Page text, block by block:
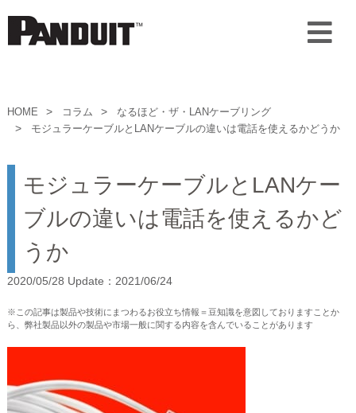
HOME コラム
なるほど・ザ・LANケーブリング
モジュラーケーブルとLANケーブルの違いは電話を使えるかどうか
モジュラーケーブルとLANケー
ブルの違いは電話を使えるかど
うか
2020/05/28 Update：2021/06/24
※この記事は製品や技術にまつわるお役立ち情報＝豆知識を意図しておりますことか
ら、弊社製品以外の製品や市場一般に関する内容を含んでいることがあります